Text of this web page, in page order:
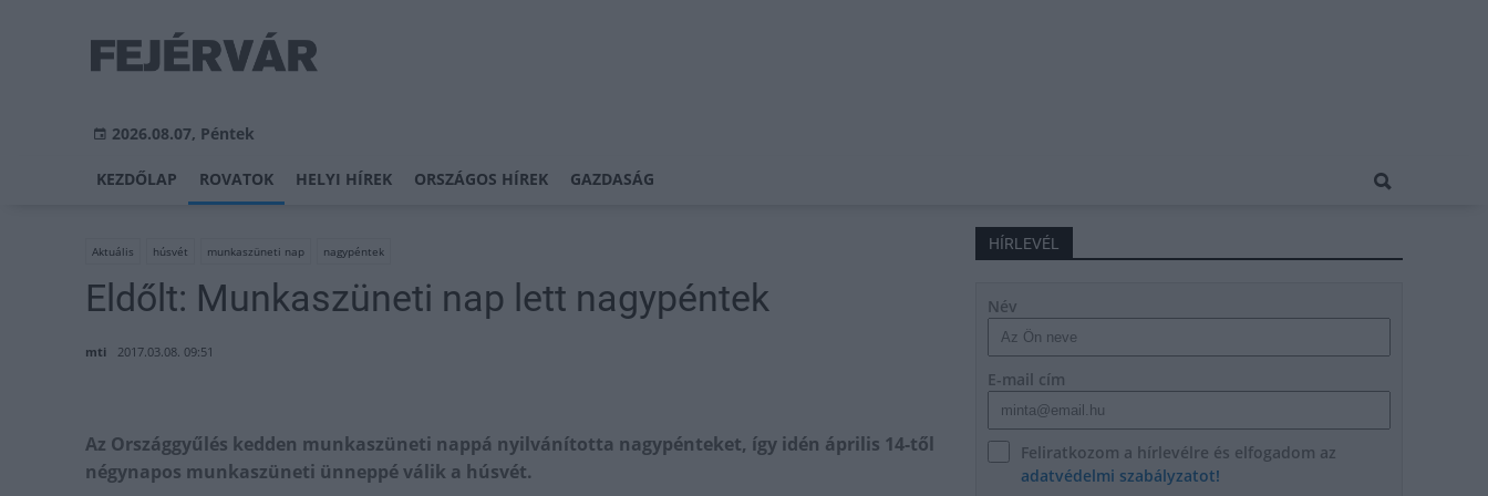
2026.08.07, Péntek
KEZDŐLAP ROVATOK HELYI HÍREK ORSZÁGOS HÍREK GAZDASÁG
Aktuális húsvét munkaszüneti nap nagypéntek
Eldőlt: Munkaszüneti nap lett nagypéntek
mti 2017.03.08. 09:51
Az Országgyűlés kedden munkaszüneti nappá nyilvánította nagypénteket, így idén április 14-től
négynapos munkaszüneti ünneppé válik a húsvét.
HÍRLEVÉL
Név
E-mail cím
Feliratkozom a hírlevélre és elfogadom az
adatvédelmi szabályzatot!